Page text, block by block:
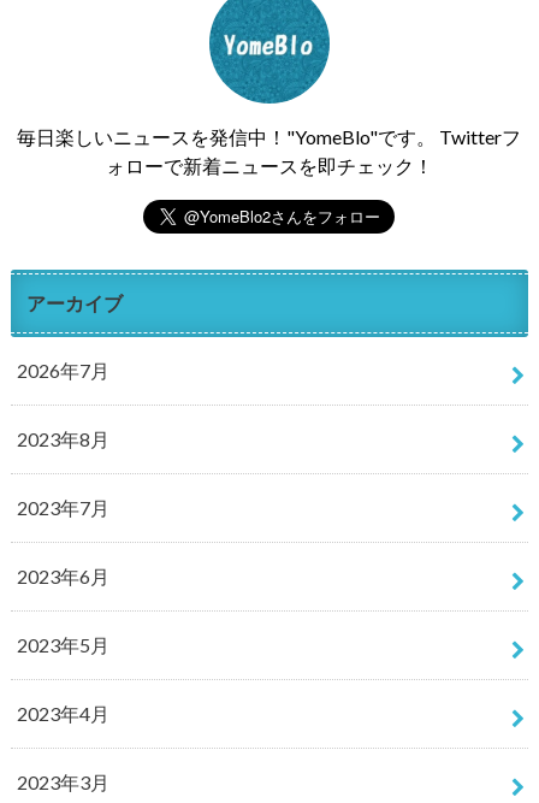
毎日楽しいニュースを発信中！"YomeBlo"です。 Twitterフ
ォローで新着ニュースを即チェック！
アーカイブ
2026年7月
2023年8月
2023年7月
2023年6月
2023年5月
2023年4月
2023年3月